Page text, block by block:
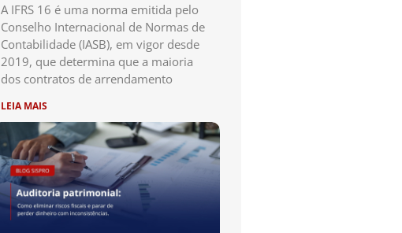
A IFRS 16 é uma norma emitida pelo
Conselho Internacional de Normas de
Contabilidade (IASB), em vigor desde
2019, que determina que a maioria
dos contratos de arrendamento
LEIA MAIS